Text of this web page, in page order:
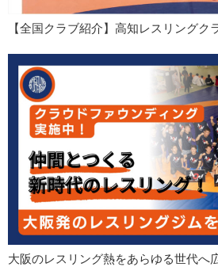
【全国クラブ紹介】高知レスリングク
大阪のレスリング熱をあらゆる世代へ